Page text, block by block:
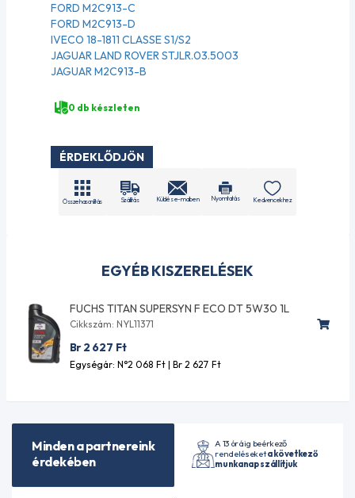
EGYÉB KISZERELÉSEK
FUCHS TITAN SUPERSYN F ECO DT 5W30 1L
Cikkszám: NYL11371
Br 2 627 Ft
Egységár: N°2 068 Ft| Br 2 627 Ft
FORD M2C913-C
FORD M2C913-D
IVECO 18-1811 CLASSE S1/S2
JAGUAR LAND ROVER STJLR.03.5003
JAGUAR M2C913-B
0 db készleten
ÉRDEKLŐDJÖN
Összehasonlítás Szállítás Küldés e-mailben Nyomtatás Kedvencekhez
Minden a partnereink
érdekében
A 13 óráig beérkező
rendeléseketa következő
munkanap szállítjuk